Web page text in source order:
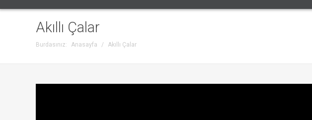
Akıllı Çalar
Burdasınız: Anasayfa / Akıllı Çalar